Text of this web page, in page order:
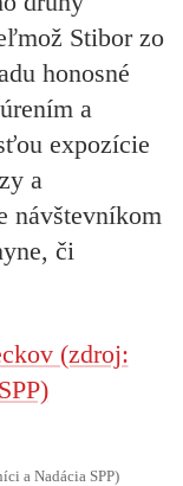
Stibor zo
honosné
a
expozície
a
návštevníkom
či
a Nadácia SPP)